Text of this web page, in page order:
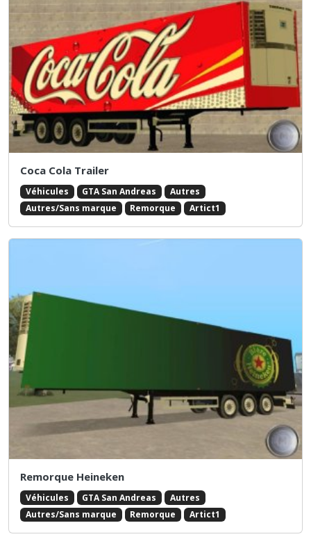
Coca Cola Trailer
Véhicules GTA San Andreas
Autres
Autres/Sans marque
Remorque Artict1
Remorque Heineken
Véhicules GTA San Andreas
Autres
Autres/Sans marque
Remorque Artict1